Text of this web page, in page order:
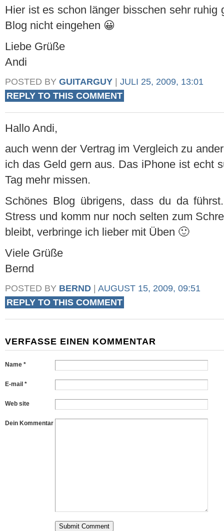
Hier ist es schon länger bisschen sehr
Blog nicht eingehen 😀
Liebe Grüße
Andi
POSTED BY GUITARGUY | JULI 25, 2009, 13:01
REPLY TO THIS COMMENT
Hallo Andi,
auch wenn der Vertrag im Vergleich zu
ich das Geld gern aus. Das iPhone ist echt
Tag mehr missen.
Schönes Blog übrigens, dass du da
Stress und komm nur noch selten zum
bleibt, verbringe ich lieber mit Üben 🙂
Viele Grüße
Bernd
POSTED BY BERND | AUGUST 15, 2009, 09:51
REPLY TO THIS COMMENT
VERFASSE EINEN KOMMENTAR
Name *
E-mail *
Web site
Dein Kommentar